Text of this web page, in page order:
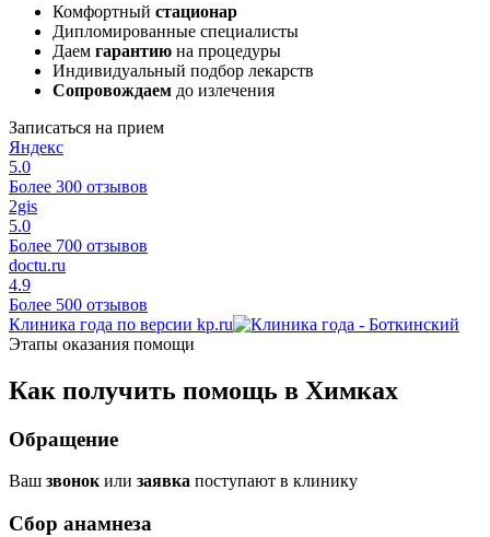
Комфортный стационар
Дипломированные специалисты
Даем гарантию на процедуры
Индивидуальный подбор лекарств
Сопровождаем до излечения
Записаться на прием
Яндекс
5.0
Более 300 отзывов
2gis
5.0
Более 700 отзывов
doctu.ru
4.9
Более 500 отзывов
Клиника года по версии kp.ru
Этапы оказания помощи
Как получить помощь в Химках
Обращение
Ваш звонокили заявка поступают в клинику
Сбор анамнеза